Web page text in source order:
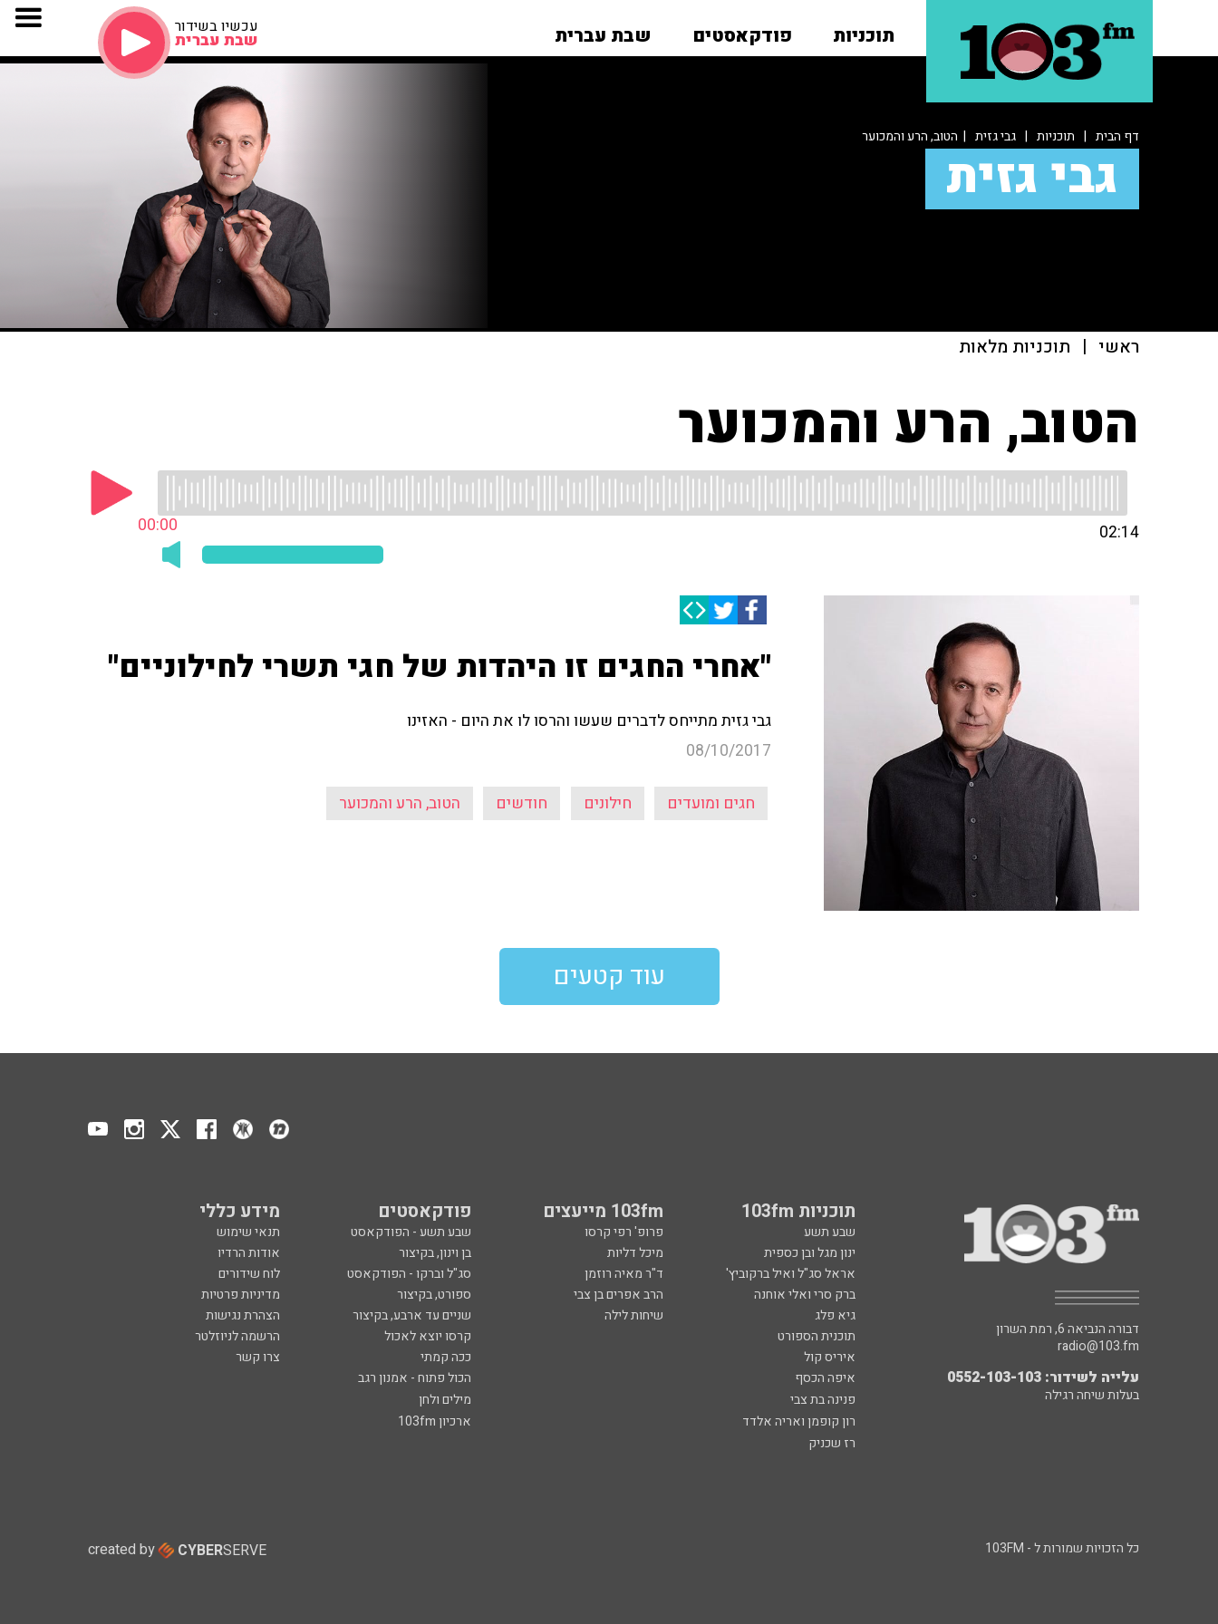
תוכניות פודקאסטים שבת עברית עכשיו בשידור
שבת עברית
דף הבית | תוכניות | גבי גזית | הטוב, הרע והמכוער
גבי גזית
ראשי | תוכניות מלאות
הטוב, הרע והמכוער
00:00 02:14
"אחרי החגים זו היהדות של חגי תשרי לחילוניים"
גבי גזית מתייחס לדברים שעשו והרסו לו את היום - האזינו
08/10/2017
חגים ומועדים חילונים חודשים הטוב, הרע והמכוער
עוד קטעים
תוכניות 103fm 103fm מייעצים פודקאסטים מידע כללי
שבע תשע פרופ' רפי קרסו שבע תשע - הפודקאסט
תנאי שימוש
ינון מגל ובן כספית
מיכל דליות בן וינון, בקיצור
אודות הרדיו
אראל סג"ל ואיל ברקוביץ'
ד"ר מאיה רוזמן סג"ל וברקו - הפודקאסט
לוח שידורים
ברק סרי ואלי אוחנה
הרב אפרים בן צבי ספורט, בקיצור
מדיניות פרטיות
גיא פלג
שיחות לילה שניים עד ארבע, בקיצור
הצהרת נגישות
תוכנית הספורט
קרסו יוצא לאכול
הרשמה לניוזלטר
איריס קול
ככה קמתי
צרו קשר
איפה הכסף
הכול פתוח - אמנון רגב
פנינה בת צבי
מילים ולחן
רון קופמן ואריה אלדד
ארכיון 103fm
רז שכניק
דבורה הנביאה 6, רמת השרון
radio@103.fm
עלייה לשידור: 0552-103-103
בעלות שיחה רגילה
כל הזכויות שמורות ל - 103FM created by CYBERSERVE